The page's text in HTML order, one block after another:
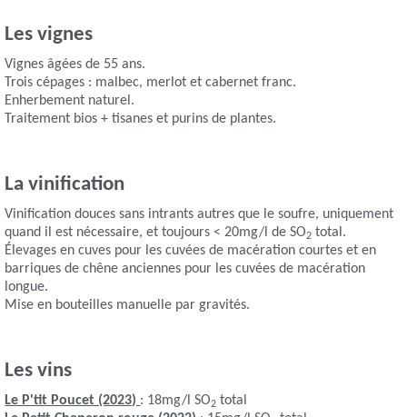
Les vignes
Vignes âgées de 55 ans.
Trois cépages : malbec, merlot et cabernet franc.
Enherbement naturel.
Traitement bios + tisanes et purins de plantes.
La vinification
Vinification douces sans intrants autres que le soufre, uniquement
quand il est nécessaire, et toujours < 20mg/l de SO2 total.
Élevages en cuves pour les cuvées de macération courtes et en
barriques de chêne anciennes pour les cuvées de macération
longue.
Mise en bouteilles manuelle par gravités.
Les vins
Le P'tit Poucet (2023) : 18mg/l SO2 total